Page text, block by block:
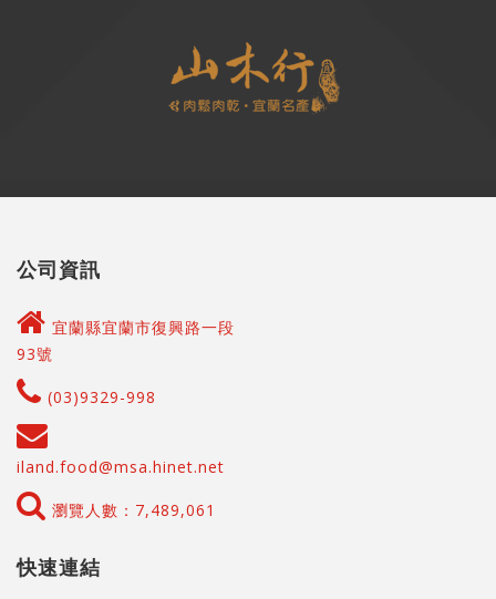
公司資訊
宜蘭縣宜蘭市復興路一段
93號
(03)9329-998
iland.food@msa.hinet.net
瀏覽人數：7,489,061
快速連結